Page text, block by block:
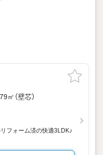
（壁芯）
フォーム済の快適3LDK♪